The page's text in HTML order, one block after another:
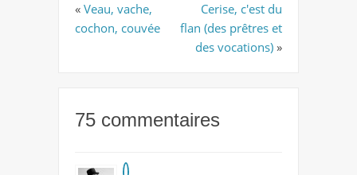
« Veau, vache,
cochon, couvée
Cerise, c'est du
flan (des prêtres et
des vocations) »
75 commentaires